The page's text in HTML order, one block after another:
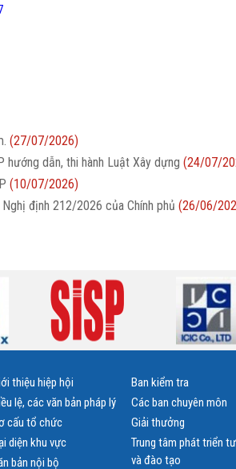
(27/07/2026)
dẫn, thi hành Luật Xây dựng (24/07/
(10/07/2026)
định 212/2026 của Chính phủ (26/06/
thiệu hiệp hội
lệ, các văn bản pháp lý
cấu tổ chức
diện khu vực
bản nội bộ
Ban kiểm tra
Các ban chuyên môn
Giải thưởng
Trung tâm phát triển
và đào tạo